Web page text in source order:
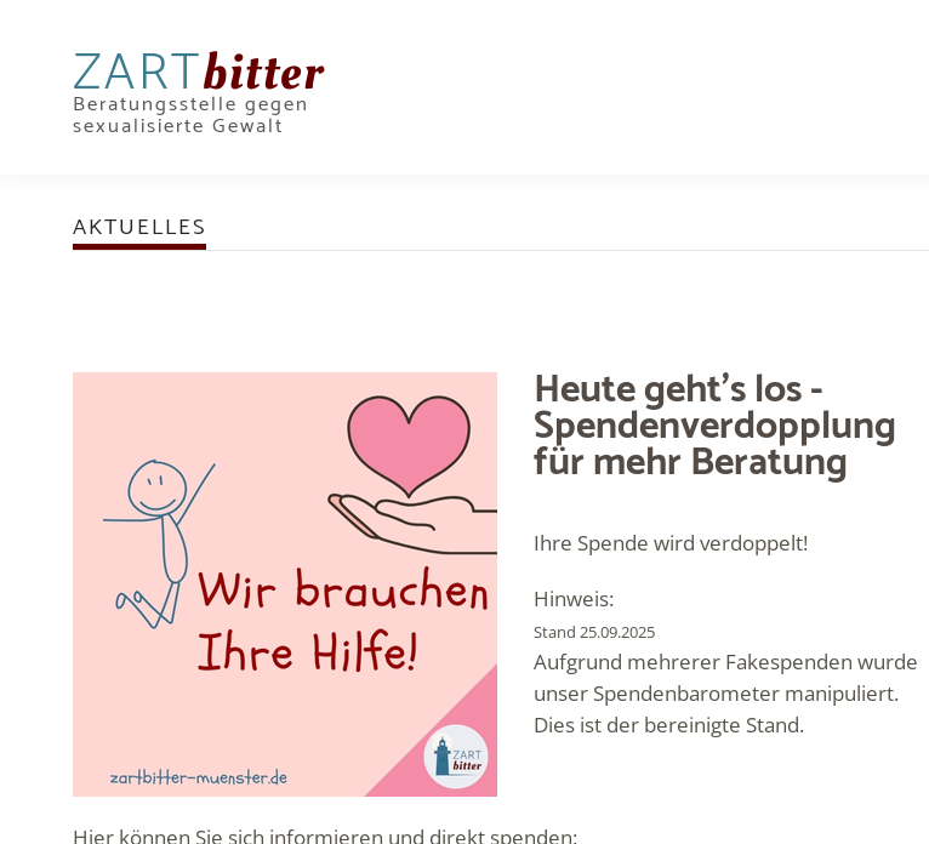
ZARTbitter
Beratungsstelle gegen
sexualisierte Gewalt
AKTUELLES
Heute geht's los -
Spendenverdopplung
für mehr Beratung
Ihre Spende wird verdoppelt!
Hinweis:
Stand 25.09.2025
Aufgrund mehrerer Fakespenden wurde
unser Spendenbarometer manipuliert.
Dies ist der bereinigte Stand.
Hier können Sie sich informieren und direkt spenden: